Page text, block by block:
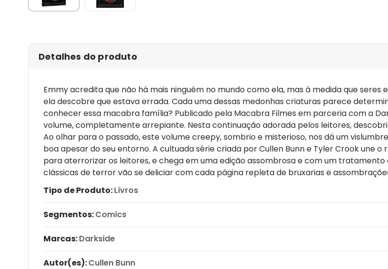
Detalhes do produto
Emmy acredita que não há mais ninguém no mundo como ela, mas à medida que
ela descobre que estava errada. Cada uma dessas medonhas criaturas parece
conhecer essa macabra família? Publicado pela Macabra Filmes em parceria com a
volume, completamente arrepiante. Nesta continuação adorada pelos leitores,
Ao olhar para o passado, este volume creepy, sombrio e misterioso, nos dá um
boa apesar do seu entorno. A cultuada série criada por Cullen Bunn e Tyler Crook une
para aterrorizar os leitores, e chega em uma edição assombrosa e com um
clássicas de terror vão se deliciar com cada página repleta de bruxarias e
Tipo de Produto:Livros
Segmentos:Comics
Marcas:Darkside
Autor(es):Cullen Bunn